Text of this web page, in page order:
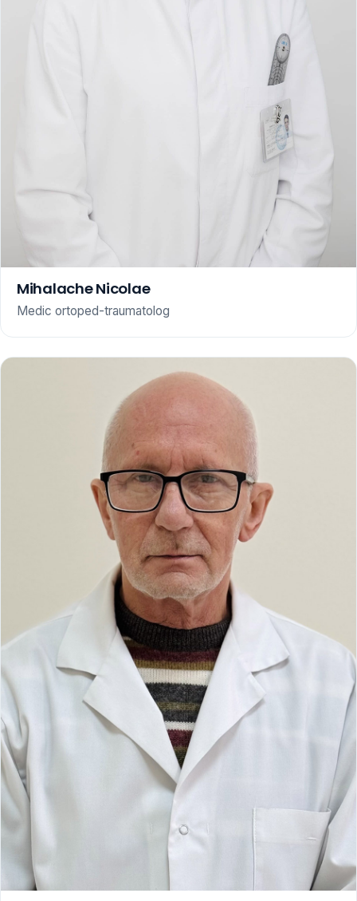
Mihalache Nicolae
Medic ortoped-traumatolog